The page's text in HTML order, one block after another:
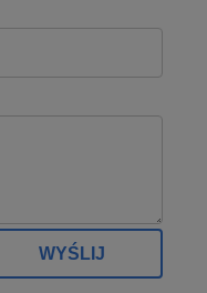
WYŚLIJ